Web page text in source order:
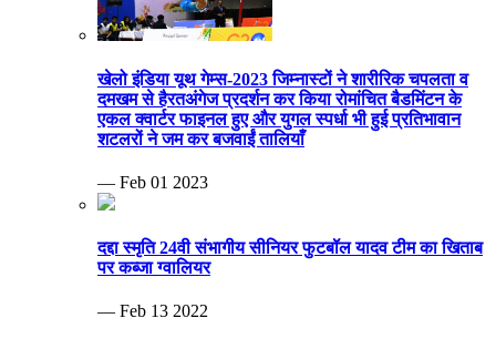
खेलो इंडिया यूथ गेम्स-2023 जिम्नास्टों ने शारीरिक चपलता व
दमखम से हैरतअंगेज प्रदर्शन कर किया रोमांचित बैडमिंटन के
एकल क्वार्टर फाइनल हुए और युगल स्पर्धा भी हुई प्रतिभावान
शटलरों ने जम कर बजवाईं तालियाँ
— Feb 01 2023
दद्दा स्मृति 24वी संभागीय सीनियर फुटबॉल यादव टीम का खिताब
पर कब्जा ग्वालियर
— Feb 13 2022